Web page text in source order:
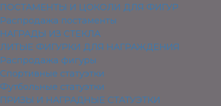
ПОСТАМЕНТЫ И ЦОКОЛИ ДЛЯ ФИГУР
Распродажа постаменты
НАГРАДЫ ИЗ СТЕКЛА
ЛИТЫЕ ФИГУРКИ ДЛЯ НАГРАЖДЕНИЯ
Распродажа фигуры
Спортивные статуэтки
Футбольные статуэтки
ПРИЗЫ И НАГРАДНЫЕ СТАТУЭТКИ